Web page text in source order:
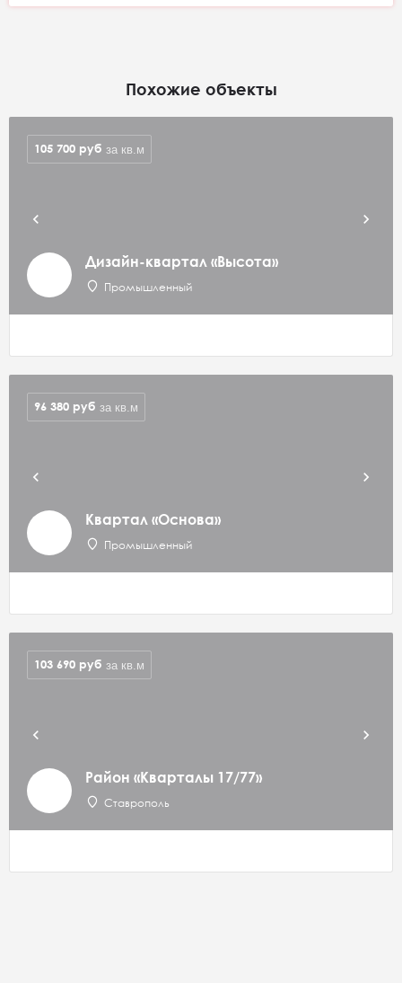
Похожие объекты
Дизайн-квартал «Высота»
Промышленный
105 700 руб за кв.м
Квартал «Основа»
Промышленный
96 380 руб за кв.м
Район «Кварталы 17/77»
Ставрополь
103 690 руб за кв.м